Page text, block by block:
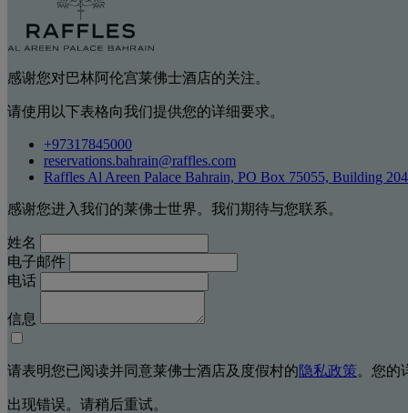
感谢您对巴林阿伦宫莱佛士酒店的关注。
请使用以下表格向我们提供您的详细要求。
+97317845000
reservations.bahrain@raffles.com
Raffles Al Areen Palace Bahrain, PO Box 75055, Building
感谢您进入我们的莱佛士世界。我们期待与您联系。
姓名
电子邮件
电话
信息
请表明您已阅读并同意莱佛士酒店及度假村的隐私政策。您的
出现错误。请稍后重试。